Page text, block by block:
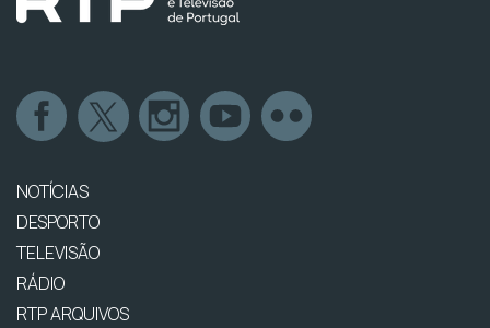
NOTÍCIAS
DESPORTO
TELEVISÃO
RÁDIO
RTP ARQUIVOS